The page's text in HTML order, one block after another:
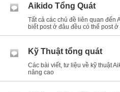
Aikido Tổng Quát
Tất cả các chủ đề liên quan đến
biết post ở đâu đều có thể post ở
Kỹ Thuật tổng quát
Các bài viết, tư liệu về kỹ thuật
nâng cao